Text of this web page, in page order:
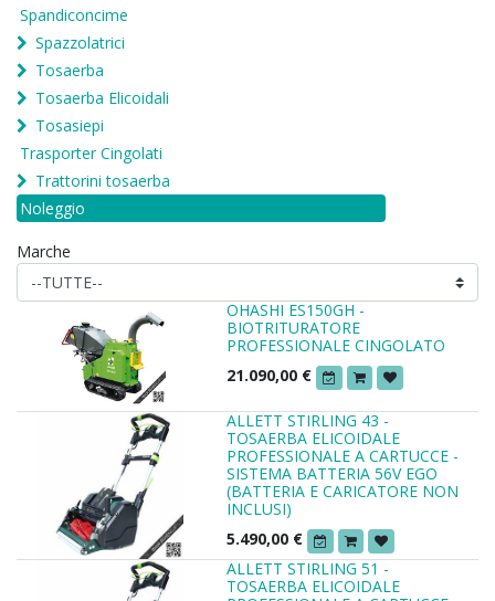
Spandiconcime
Spazzolatrici
Tosaerba
Tosaerba Elicoidali
Tosasiepi
Trasporter Cingolati
Trattorini tosaerba
Noleggio
Marche
OHASHI ES150GH -
BIOTRITURATORE
PROFESSIONALE CINGOLATO
21.090,00 €
ALLETT STIRLING 43 -
TOSAERBA ELICOIDALE
PROFESSIONALE A CARTUCCE -
SISTEMA BATTERIA 56V EGO
(BATTERIA E CARICATORE NON
INCLUSI)
5.490,00 €
ALLETT STIRLING 51 -
TOSAERBA ELICOIDALE